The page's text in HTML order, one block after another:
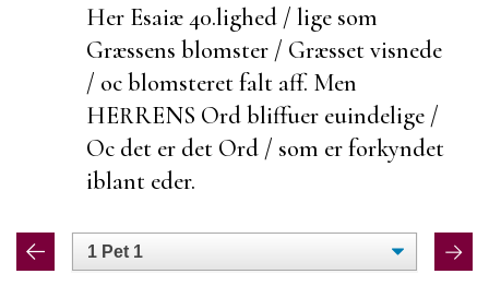
Her Esaiæ 40.lighed / lige som
Græssens blomster / Græsset visnede
/ oc blomsteret falt aff. Men
HERRENS Ord bliffuer euindelige /
Oc det er det Ord / som er forkyndet
iblant eder.